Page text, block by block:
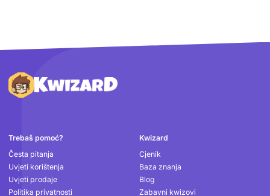
Podnožje
Trebaš pomoć?
Česta pitanja
Uvjeti korištenja
Uvjeti prodaje
Politika privatnosti
Kwizard
Cjenik
Baza znanja
Blog
Zabavni kwizovi